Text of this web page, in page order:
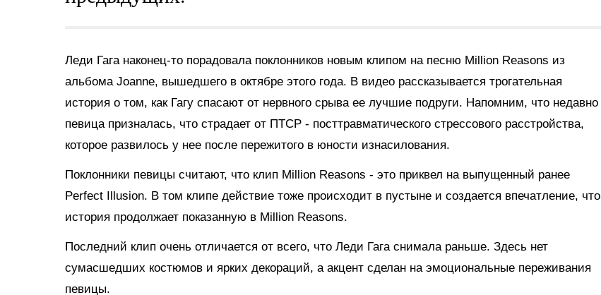
Леди Гага наконец-то порадовала поклонников новым клипом на песню Million Reasons из
альбома Joanne, вышедшего в октябре этого года. В видео рассказывается трогательная
история о том, как Гагу спасают от нервного срыва ее лучшие подруги. Напомним, что недавно
певица призналась, что страдает от ПТСР - посттравматического стрессового расстройства,
которое развилось у нее после пережитого в юности изнасилования.
Поклонники певицы считают, что клип Million Reasons - это приквел на выпущенный ранее
Perfect Illusion. В том клипе действие тоже происходит в пустыне и создается впечатление, что
история продолжает показанную в Million Reasons.
Последний клип очень отличается от всего, что Леди Гага снимала раньше. Здесь нет
сумасшедших костюмов и ярких декораций, а акцент сделан на эмоциональные переживания
певицы.